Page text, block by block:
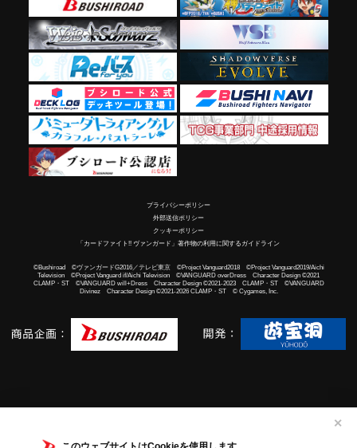
✕
プライバシーポリシー
外部送信ポリシー
クッキーポリシー
「カードファイト!! ヴァンガード」著作物の利用に関するガイドライン
©Bushiroad ©ヴァンガードG2016／テレビ東京 ©Project Vanguard2018 ©Project Vanguard2019/Aichi
Television ©Project Vanguard if/Aichi Television ©VANGUARD overDress Character Design ©2021
CLAMP・ST ©VANGUARD will+Dress Character Design ©2021-2023 CLAMP・ST ©VANGUARD
Divinez Character Design ©2021-2026 CLAMP・ST © Cygames, Inc.